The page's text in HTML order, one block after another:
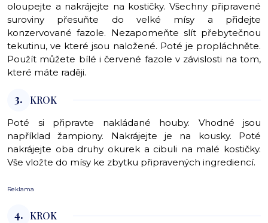
oloupejte a nakrájejte na kostičky. Všechny připravené
suroviny přesuňte do velké mísy a přidejte
konzervované fazole. Nezapomeňte slít přebytečnou
tekutinu, ve které jsou naložené. Poté je propláchněte.
Použít můžete bílé i červené fazole v závislosti na tom,
které máte raději.
3. KROK
Poté si připravte nakládané houby. Vhodné jsou
například žampiony. Nakrájejte je na kousky. Poté
nakrájejte oba druhy okurek a cibuli na malé kostičky.
Vše vložte do mísy ke zbytku připravených ingrediencí.
Reklama
4. KROK